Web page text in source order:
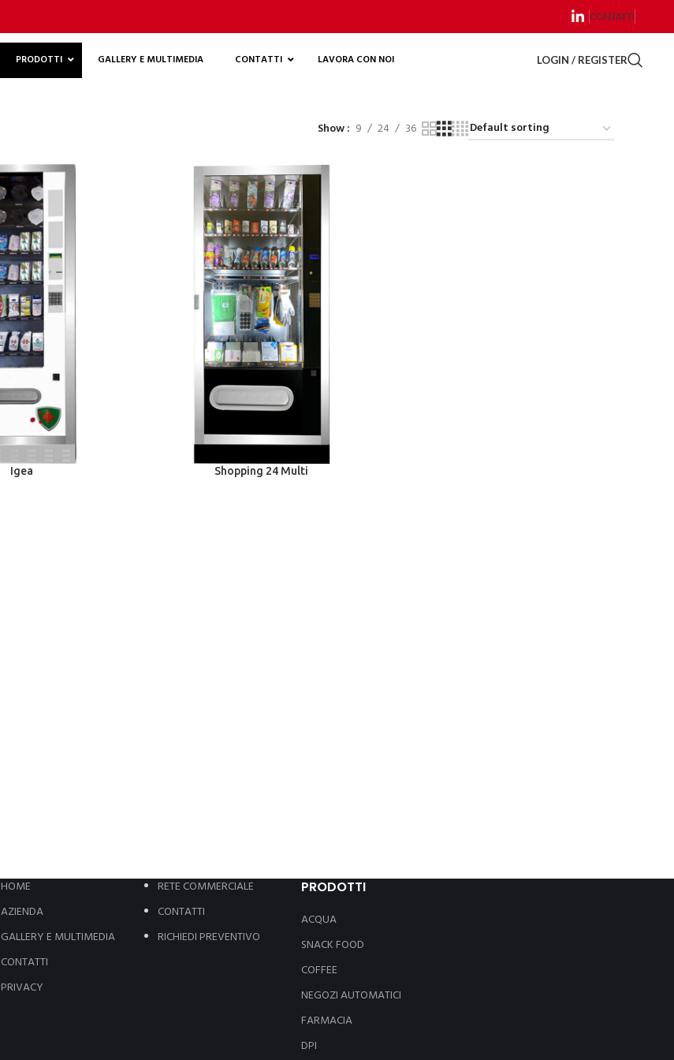
CONTATTI
PRODOTTI GALLERY E MULTIMEDIA CONTATTI LAVORA CON NOI LOGIN / REGISTER
Show 9 24 36
Igea Shopping 24 Multi
HOME
AZIENDA
GALLERY E MULTIMEDIA
CONTATTI
PRIVACY
RETE COMMERCIALE
CONTATTI
RICHIEDI PREVENTIVO
PRODOTTI
ACQUA
SNACK FOOD
COFFEE
NEGOZI AUTOMATICI
FARMACIA
DPI